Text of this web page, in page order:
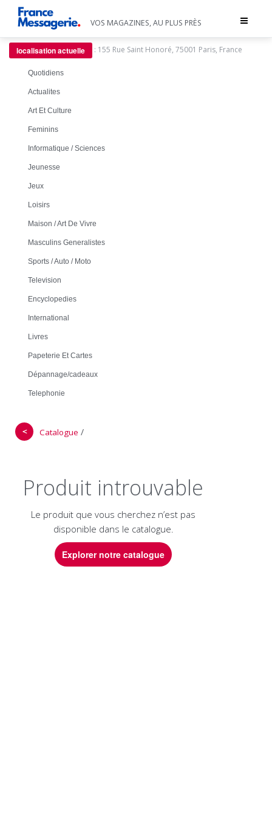
Toggle
VOS MAGAZINES, AU PLUS PRÈS
localisation actuelle : 155 Rue Saint Honoré, 75001 Paris, France
Quotidiens
Actualites
Art Et Culture
Feminins
Informatique / Sciences
Jeunesse
Jeux
Loisirs
Maison / Art De Vivre
Masculins Generalistes
Sports / Auto / Moto
Television
Encyclopedies
International
Livres
Papeterie Et Cartes
Dépannage/cadeaux
Telephonie
＜ Catalogue /
Produit introuvable
Le produit que vous cherchez n’est pas
disponible dans le catalogue.
Explorer notre catalogue